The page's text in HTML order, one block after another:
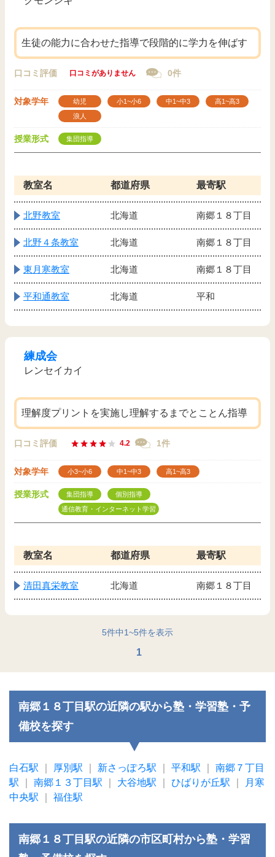
生徒の能力に合わせた指導で段階的に学力を伸ばす
口コミ評価 口コミがありません 0件
対象学年 幼児 小1~小6 中1~中3
高1~高3
浪人
授業形式 集団指導
教室名 都道府県 最寄駅
北野教室 北海道 南郷１８丁目
北野４条教室 北海道 南郷１８丁目
東月寒教室 北海道 南郷１８丁目
平和通教室 北海道 平和
練成会
レンセイカイ
理解度プリントを実施し理解するまでとことん指導
口コミ評価 4.2 1件
対象学年 小3~小6 中1~中3 高1~高3
授業形式 集団指導
個別指導
通信教育・インターネット学習
教室名 都道府県 最寄駅
清田真栄教室 北海道 南郷１８丁目
5件中1~5件を表示
1
南郷１８丁目駅の近隣の駅から塾・学習塾・予
備校を探す
白石駅 厚別駅 新さっぽろ駅 平和駅
南郷７丁目
駅
南郷１３丁目駅 大谷地駅 ひばりが丘駅
月寒
中央駅
福住駅
南郷１８丁目駅の近隣の市区町村から塾・学習